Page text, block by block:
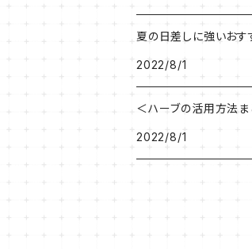
夏の日差しに強いおす
2022/8/1
＜ハーブの活用方法
2022/8/1